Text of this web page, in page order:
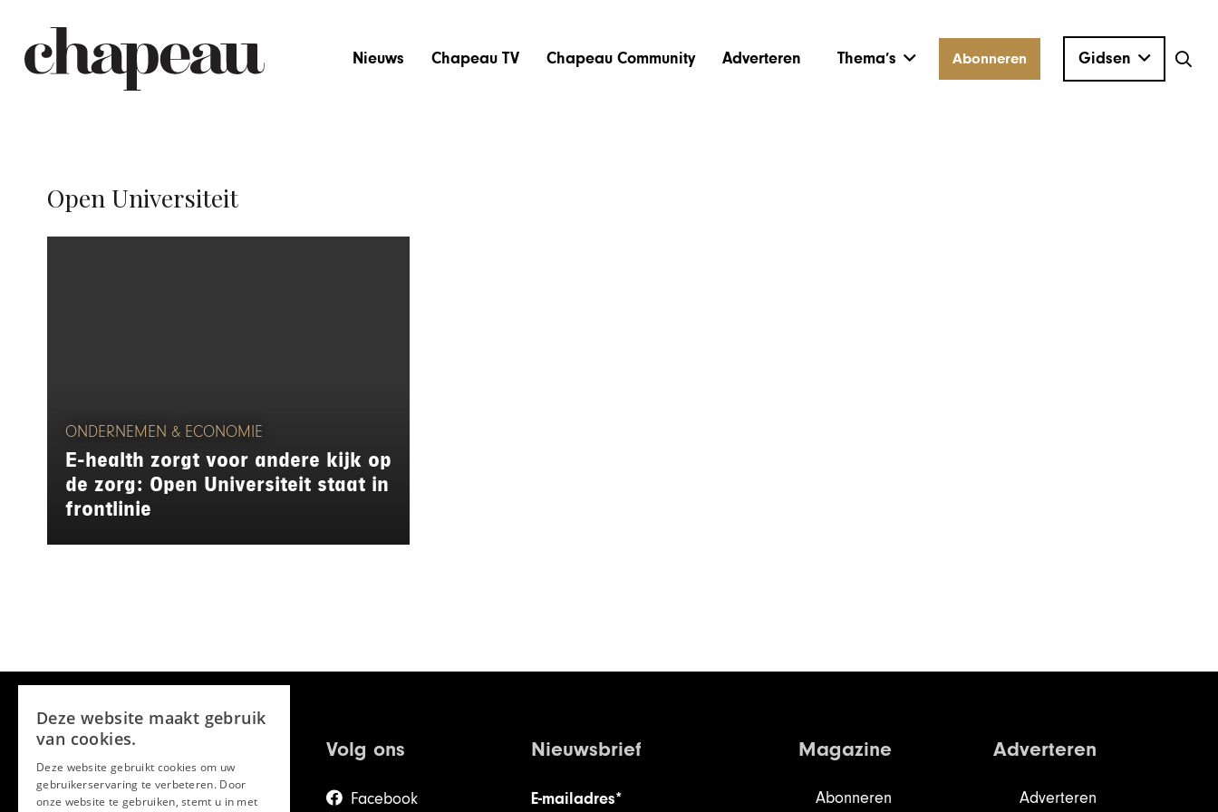
Nieuws Chapeau TV Chapeau Community Adverteren Thema’s Abonneren Gidsen
Open Universiteit
ONDERNEMEN & ECONOMIE
E-health zorgt voor andere kijk op
de zorg: Open Universiteit staat in
frontlinie
Volg ons
Facebook
Nieuwsbrief
E-mailadres*
Magazine
Abonneren
Adverteren
Adverteren
Deze website maakt gebruik
van cookies.
Deze website gebruikt cookies om uw
gebruikerservaring te verbeteren. Door
onze website te gebruiken, stemt u in met